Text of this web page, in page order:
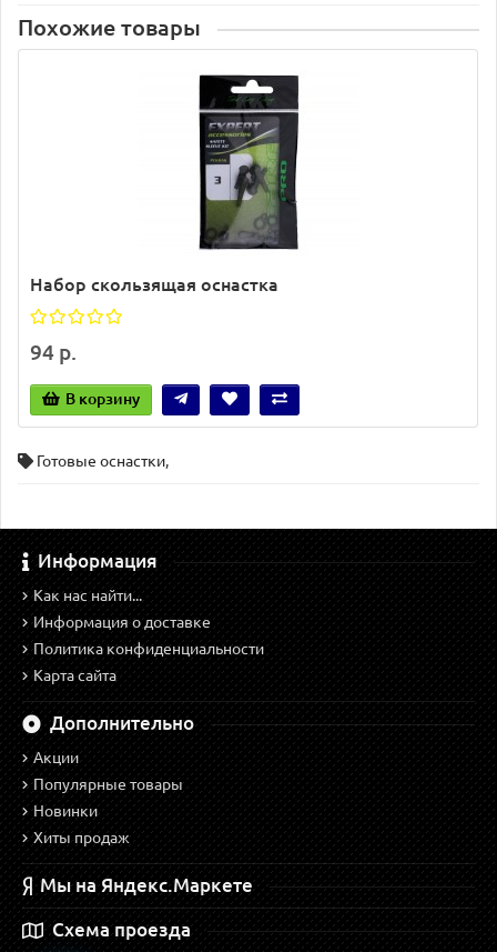
Похожие товары
Набор скользящая оснастка
94 р.
В корзину
Готовые оснастки,
Информация
Как нас найти...
Информация о доставке
Политика конфиденциальности
Карта сайта
Дополнительно
Акции
Популярные товары
Новинки
Хиты продаж
Мы на Яндекс.Маркете
Схема проезда